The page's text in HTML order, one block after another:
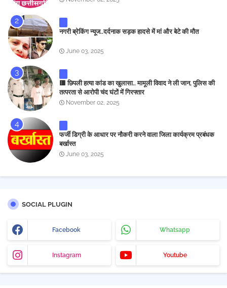
नगरी ब्रेकिंग न्यूज..दर्दनाक सड़क हादसे में मां और बेटे की मौत
June 03, 2025
🟥 छिपली हत्या कांड का खुलासा.. मामूली विवाद ने ली जान, पुलिस की
तत्परता से आरोपी चंद घंटों में गिरफ्तार
November 02, 2025
फर्जी डिग्री के आधार पर नौकरी करने वाला जिला कार्यक्रम प्रबंधक
बर्खास्त
June 03, 2025
SOCIAL PLUGIN
Facebook Whatsapp
Instagram Youtube